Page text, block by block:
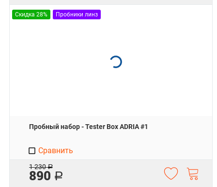
Скидка 28% Пробники линз
Пробный набор - Tester Box ADRIA #1
1 230 Р
890 Р
Сравнить